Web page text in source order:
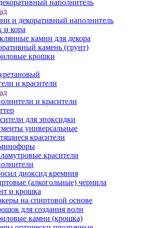
наполнитель
и декоративный наполнитель
и кора
камни для декора
камень (грунт)
крошки
и красители
и красители
для эпоксидки
универсальные
красители
красители
диоксид кремния
(алкогольные) чернила
и крошка
на спиртовой основе
для создания волн
камни (крошка)